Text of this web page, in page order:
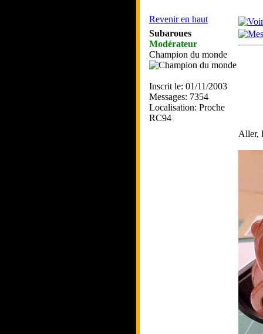
Revenir en haut
Subaroues
Modérateur
Champion du monde
Inscrit le: 01/11/2003
Messages: 7354
Localisation: Proche
RC94
Aller,